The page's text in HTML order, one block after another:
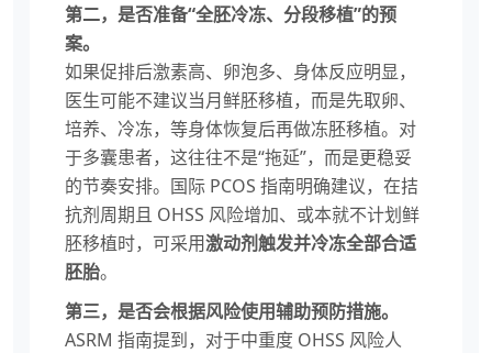
第二，是否准备“全胚冷冻、分段移植”的预
案。
如果促排后激素高、卵泡多、身体反应明显，
医生可能不建议当月鲜胚移植，而是先取卵、
培养、冷冻，等身体恢复后再做冻胚移植。对
于多囊患者，这往往不是“拖延”，而是更稳妥
的节奏安排。国际 PCOS 指南明确建议，在拮
抗剂周期且 OHSS 风险增加、或本就不计划鲜
胚移植时，可采用激动剂触发并冷冻全部合适
胚胎。
第三，是否会根据风险使用辅助预防措施。
ASRM 指南提到，对于中重度 OHSS 风险人